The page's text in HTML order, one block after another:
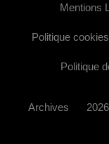
Mentions
Politique cookies
Politique
Archives 2026